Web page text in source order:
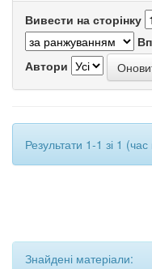
Вивести на сторінку
Автори
Результати 1-1 зі 1
Знайдені матеріали: